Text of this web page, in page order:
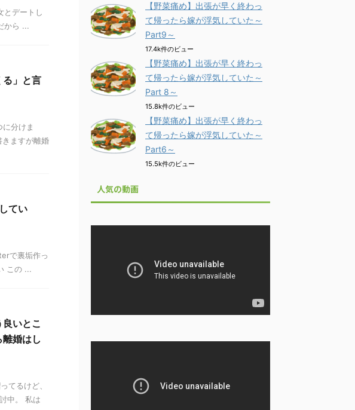
デートし
から ...
る」と言
分けま
ますが離婚
てい
で裏垢作っ
この ...
いとこ
婚はし
てるけど、
中。 私は
【野菜痛め】出張が早く終わっ
て帰ったら嫁が浮気していた～
Part9～
17.4k件のビュー
【野菜痛め】出張が早く終わっ
て帰ったら嫁が浮気していた～
Part 8～
15.8k件のビュー
【野菜痛め】出張が早く終わっ
て帰ったら嫁が浮気していた～
Part6～
15.5k件のビュー
人気の動画